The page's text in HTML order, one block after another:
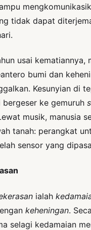
tidak dapat
usai kematiannya,
bumi dan
Kesunyian di
bergeser ke gemuruh
musik, manusia
tanah: perangkat
sensor yang
ialah
keheningan.
selagi kedamaian